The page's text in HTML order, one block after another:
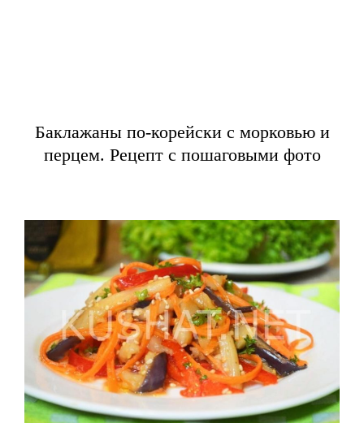
Баклажаны по-корейски с морковью и
перцем. Рецепт с пошаговыми фото